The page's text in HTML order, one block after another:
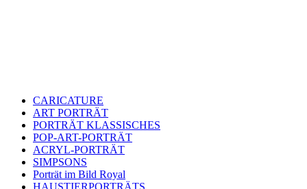
CARICATURE
ART PORTRÄT
PORTRÄT KLASSISCHES
POP-ART-PORTRÄT
ACRYL-PORTRÄT
SIMPSONS
Porträt im Bild Royal
HAUSTIERPORTRÄTS